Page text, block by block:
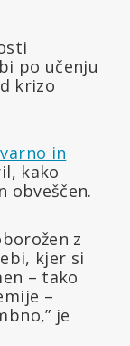
po učenju
krizo
in
kako
obveščen.
z
kjer si
– tako
–
je